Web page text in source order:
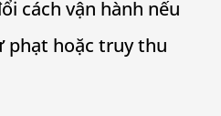
cách vận hành nếu
phạt hoặc truy thu